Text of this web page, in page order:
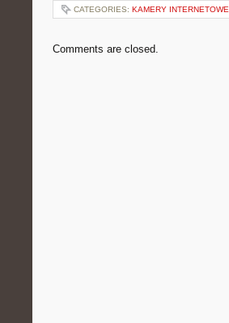
CATEGORIES: KAMERY INTERNETOWE
Comments are closed.